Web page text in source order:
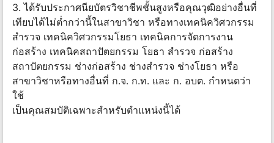
3. ได้รับประกาศนียบัตรวิชาชีพชั้นสูงหรือคุณวุฒิอย่างอื่นที่
เทียบได้ไม่ต่ำกว่านี้ในสาขาวิชา หรือทางเทคนิควิศวกรรม
สำรวจ เทคนิควิศวกรรมโยธา เทคนิคการจัดการงาน
ก่อสร้าง เทคนิคสถาปัตยกรรม โยธา สำรวจ ก่อสร้าง
สถาปัตยกรรม ช่างก่อสร้าง ช่างสำรวจ ช่างโยธา หรือ
สาขาวิชาหรือทางอื่นที่ ก.จ. ก.ท. และ ก. อบต. กำหนดว่า
ใช้
เป็นคุณสมบัติเฉพาะสำหรับตำแหน่งนี้ได้